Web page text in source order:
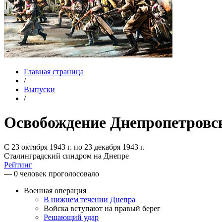
Главная страница
/
Выпуски
/
Освобождение
С 23 октября 1943 г. по 23 декабря 1943 г.
Сталинградский синдром на Днепре
Рейтинг
— 0 человек проголосовало
Военная операция
В нижнем течении Днепра
Войска вступают на правый берег
Решающий удар